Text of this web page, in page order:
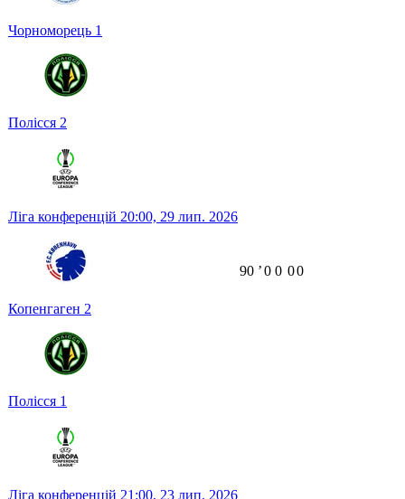
Чорноморець 1
Полісся 2
Ліга конференцій 20:00, 29 лип. 2026
Копенгаген 2
Полісся 1
90 ʼ0 0 00
Ліга конференцій 21:00, 23 лип. 2026